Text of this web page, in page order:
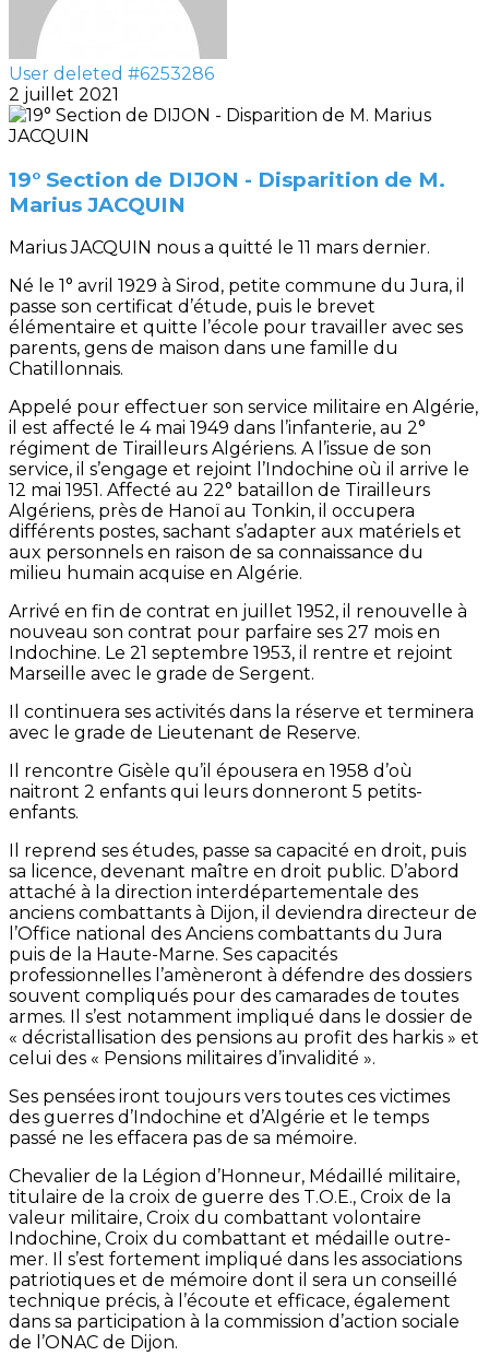
User deleted #6253286
2 juillet 2021
19° Section de DIJON - Disparition de M.
Marius JACQUIN
Marius JACQUIN nous a quitté le 11 mars dernier.
Né le 1° avril 1929 à Sirod, petite commune du Jura, il
passe son certificat d’étude, puis le brevet
élémentaire et quitte l’école pour travailler avec ses
parents, gens de maison dans une famille du
Chatillonnais.
Appelé pour effectuer son service militaire en Algérie,
il est affecté le 4 mai 1949 dans l’infanterie, au 2°
régiment de Tirailleurs Algériens. A l’issue de son
service, il s’engage et rejoint l’Indochine où il arrive le
12 mai 1951. Affecté au 22° bataillon de Tirailleurs
Algériens, près de Hanoï au Tonkin, il occupera
différents postes, sachant s’adapter aux matériels et
aux personnels en raison de sa connaissance du
milieu humain acquise en Algérie.
Arrivé en fin de contrat en juillet 1952, il renouvelle à
nouveau son contrat pour parfaire ses 27 mois en
Indochine. Le 21 septembre 1953, il rentre et rejoint
Marseille avec le grade de Sergent.
Il continuera ses activités dans la réserve et terminera
avec le grade de Lieutenant de Reserve.
Il rencontre Gisèle qu’il épousera en 1958 d’où
naitront 2 enfants qui leurs donneront 5 petits-
enfants.
Il reprend ses études, passe sa capacité en droit, puis
sa licence, devenant maître en droit public. D’abord
attaché à la direction interdépartementale des
anciens combattants à Dijon, il deviendra directeur de
l’Office national des Anciens combattants du Jura
puis de la Haute-Marne. Ses capacités
professionnelles l’amèneront à défendre des dossiers
souvent compliqués pour des camarades de toutes
armes. Il s’est notamment impliqué dans le dossier de
« décristallisation des pensions au profit des harkis » et
celui des « Pensions militaires d’invalidité ».
Ses pensées iront toujours vers toutes ces victimes
des guerres d’Indochine et d’Algérie et le temps
passé ne les effacera pas de sa mémoire.
Chevalier de la Légion d’Honneur, Médaillé militaire,
titulaire de la croix de guerre des T.O.E., Croix de la
valeur militaire, Croix du combattant volontaire
Indochine, Croix du combattant et médaille outre-
mer. Il s’est fortement impliqué dans les associations
patriotiques et de mémoire dont il sera un conseillé
technique précis, à l’écoute et efficace, également
dans sa participation à la commission d’action sociale
de l’ONAC de Dijon.